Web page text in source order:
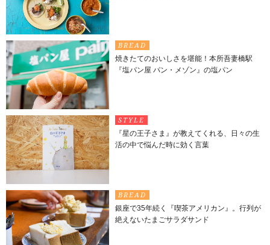
BREAD
焼きたてのおいしさを堪能！本所吾妻橋駅
『塩パン屋 パン・メゾン』の塩パン
STYLE
『星の王子さま』が教えてくれる、日々の生
活の中で悩んだ時に効く言葉
BREAD
銀座で35年続く『喫茶アメリカン』。行列が
絶えないたまごサラダサンド